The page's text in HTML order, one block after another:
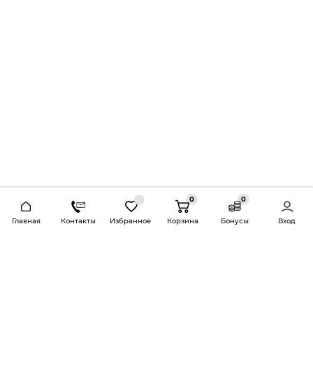
Главная Контакты Избранное
0
Корзина
0
Бонусы Вход
2026 © Продажа и установка автозвука.
Доставка по всей России и СНГ